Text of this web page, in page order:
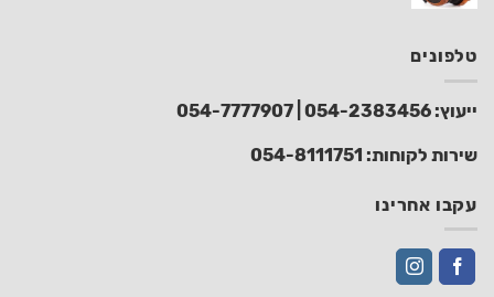
טלפונים
ייעוץ: 054-2383456
054-7777907
שירות לקוחות: 054-8111751
עקבו אחרינו